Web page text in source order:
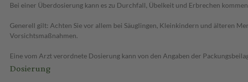
Bei einer Überdosierung kann es zu Durchfall, Übelkeit und Erbrechen
Generell gilt: Achten Sie vor allem bei Säuglingen, Kleinkindern und älteren
Vorsichtsmaßnahmen.
Eine vom Arzt verordnete Dosierung kann von den Angaben der
Dosierung